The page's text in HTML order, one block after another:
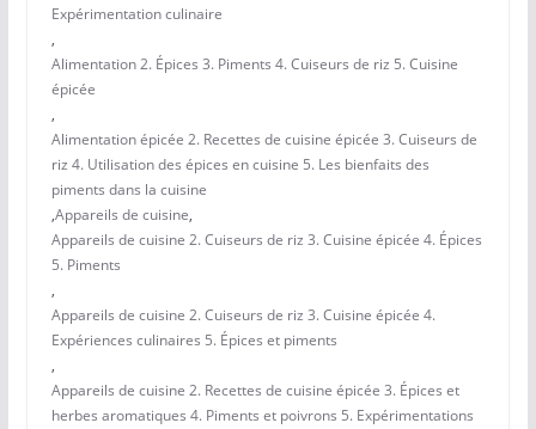
Expérimentation culinaire
,
Alimentation 2. Épices 3. Piments 4. Cuiseurs de riz 5. Cuisine
épicée
,
Alimentation épicée 2. Recettes de cuisine épicée 3. Cuiseurs de
riz 4. Utilisation des épices en cuisine 5. Les bienfaits des
piments dans la cuisine
,Appareils de cuisine,
Appareils de cuisine 2. Cuiseurs de riz 3. Cuisine épicée 4. Épices
5. Piments
,
Appareils de cuisine 2. Cuiseurs de riz 3. Cuisine épicée 4.
Expériences culinaires 5. Épices et piments
,
Appareils de cuisine 2. Recettes de cuisine épicée 3. Épices et
herbes aromatiques 4. Piments et poivrons 5. Expérimentations